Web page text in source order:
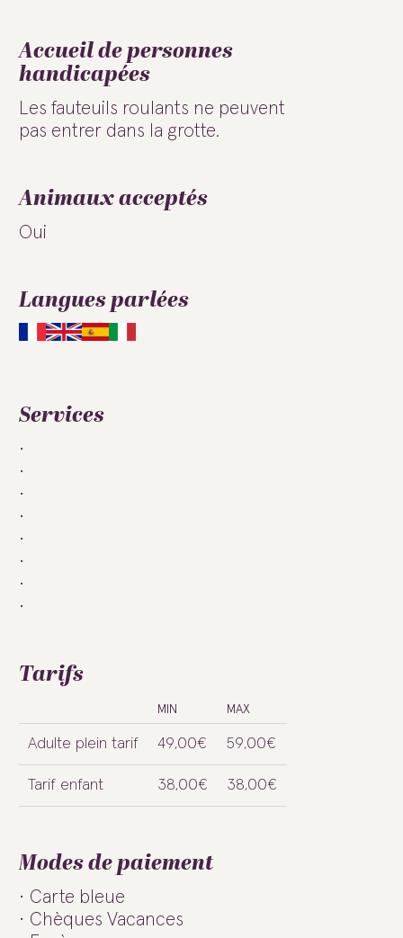
Accueil de personnes
handicapées
Les fauteuils roulants ne peuvent
pas entrer dans la grotte.
Animaux acceptés
Oui
Langues parlées
Services
Tarifs
MIN MAX
Adulte plein tarif 49,00€ 59,00€
Tarif enfant 38,00€ 38,00€
Modes de paiement
Carte bleue
Chèques Vacances